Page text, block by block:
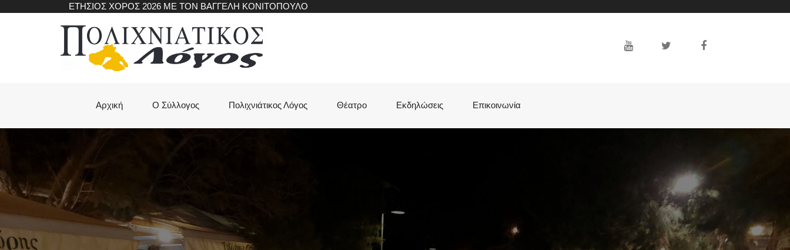
ΕΤΗΣΙΟΣ ΧΟΡΟΣ 2026 ΜΕ ΤΟΝ ΒΑΓΓΕΛΗ ΚΟΝΙΤΟΠΟΥΛΟ
navigation
Αρχική Ο Σύλλογος Πολιχνιάτικος Λόγος Θέατρο Εκδηλώσεις Επικοινωνία